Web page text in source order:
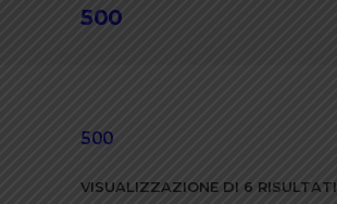
contenuti500
500
VISUALIZZAZIONE DI 6 RISULTATI